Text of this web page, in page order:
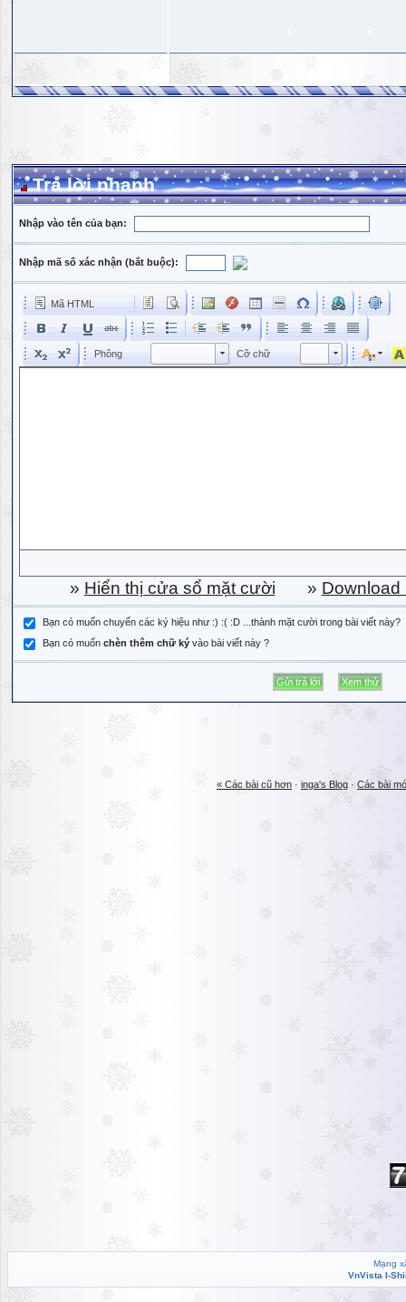
Trả lời nhanh
Nhập vào tên của bạn:
Nhập mã số xác nhận (bắt buộc):
Mã HTML
Phông Phông Cỡ chữ Kích cỡ phông
» Hiển thị cửa sổ mặt cười » Download
Bạn có muốn chuyển các ký hiệu như :) :( :D ...thành mặt cười trong bài viết này?
Bạn có muốn chèn thêm chữ ký vào bài viết này ?
« Các bài cũ hơn · inga's Blog · Các bài
Mạng
VnVista I-